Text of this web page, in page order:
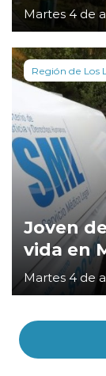
Martes 4 de
Región de Los
Joven
vida en
Martes 4 de